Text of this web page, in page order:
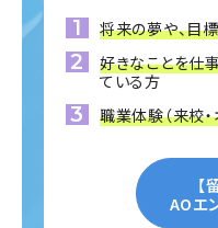
将来の夢や、目標
好きなことを仕
ている方
職業体験（来校
【
AOエ